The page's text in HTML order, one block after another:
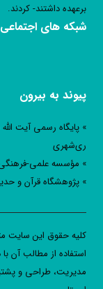
برعهده داشتند- کردند.
شبکه های اجتماعی
پیوند به بیرون
» پایگاه رسمی آیت
ری‌شهری
» مؤسسه علمی-
» پژوهشگاه قرآن و
کليه حقوق اين سايت
استفاده از مطالب آن
مدیریت، طراحی و